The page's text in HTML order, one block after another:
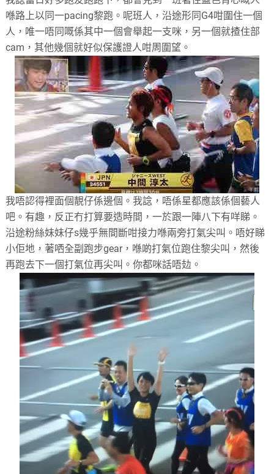
喺路上以同一pacing黎跑。呢班人，沿途形同G4咁圍住一個
人，唯一唔同嘅係其中一個會舉起一支咪，另一個就揸住部
cam ，其他幾個就好似保護證人咁周圍望。
我唔認得裡面個靚仔係邊個。我諗，唔係星都應該係個藝人
吧。有趣，反正冇打算要造時間，一於跟一陣八下有咩睇。
沿途粉絲妹妹仔s幾乎無間斷咁接力喺兩旁打氣尖叫。唔好睇
小佢地，著哂全副跑步gear，喺啲打氣位跑住黎尖叫，然後
再跑去下一個打氣位再尖叫。你都咪話唔攰。